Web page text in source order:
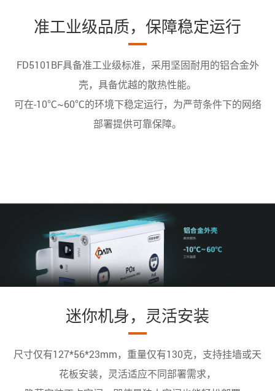
准工业级品质，保障稳定运行
FD5101BF具备准工业级标准，采用坚固耐用的铝合金外
壳，具备优越的散热性能。
可在-10℃~60℃的环境下稳定运行，为严苛条件下的网络
部署提供可靠保障。
迷你机身，灵活安装
尺寸仅有127*56*23mm，重量仅有130克，支持挂墙或天
花板安装，灵活适应不同部署需求，